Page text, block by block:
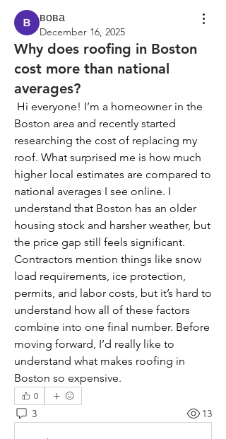
вова
December 16, 2025
Why does roofing in Boston
cost more than national
averages?
Hi everyone! I’m a homeowner in the
Boston area and recently started
researching the cost of replacing my
roof. What surprised me is how much
higher local estimates are compared to
national averages I see online. I
understand that Boston has an older
housing stock and harsher weather, but
the price gap still feels significant.
Contractors mention things like snow
load requirements, ice protection,
permits, and labor costs, but it’s hard to
understand how all of these factors
combine into one final number. Before
moving forward, I’d really like to
understand what makes roofing in
Boston so expensive.
0
3 13